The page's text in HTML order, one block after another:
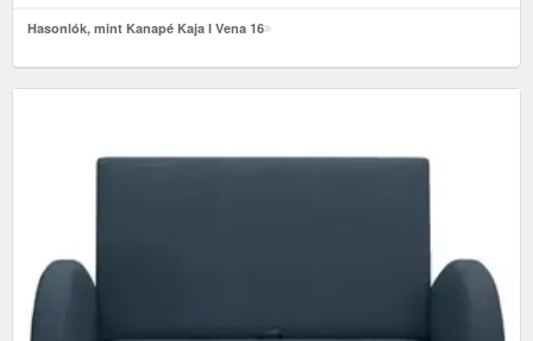
bútorok, ifjúsági heverők
Hasonlók, mint Kanapé Kaja I Vena 16